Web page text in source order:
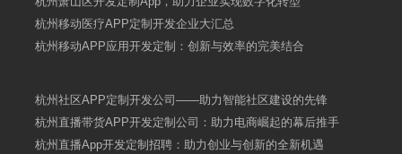
杭州移动医疗APP定制开发企业大汇总
杭州移动APP应用开发定制：创新与效率的完美结合
杭州社区APP定制开发公司——助力智能社区建设的先锋
杭州直播带货APP开发定制公司：助力电商崛起的幕后推手
杭州直播App开发定制招聘：助力创业与创新的全新机遇